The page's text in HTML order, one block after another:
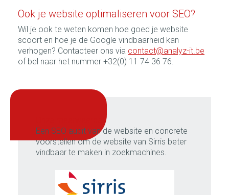
Een SEO audit van de website en concrete
voorstellen om de website van Sirris beter
vindbaar te maken in zoekmachines.
Ook je website optimaliseren voor SEO?
Wil je ook te weten komen hoe goed je website
scoort en hoe je de Google vindbaarheid kan
verhogen? Contacteer ons via contact@analyz-it.be
of bel naar het nummer +32(0) 11 74 36 76.